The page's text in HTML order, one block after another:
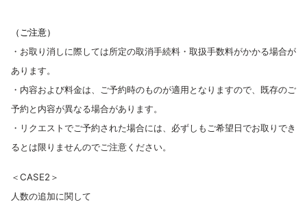
（ご注意）
・お取り消しに際しては所定の取消手続料・取扱手数料がかかる場合が
あります。
・内容および料金は、ご予約時のものが適用となりますので、既存のご
予約と内容が異なる場合があります。
・リクエストでご予約された場合には、必ずしもご希望日でお取りでき
るとは限りませんのでご注意ください。
＜CASE2＞
人数の追加に関して